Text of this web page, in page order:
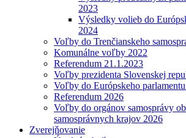
2023
Výsledky volieb do
2024
Voľby do Trenčianskeho
Komunálne voľby 2022
Referendum 21.1.2023
Voľby prezidenta Slovenskej
Voľby do Európskeho
Referendum 2026
Voľby do orgánov samosprávy
samosprávnych krajov 2026
Zverejňovanie